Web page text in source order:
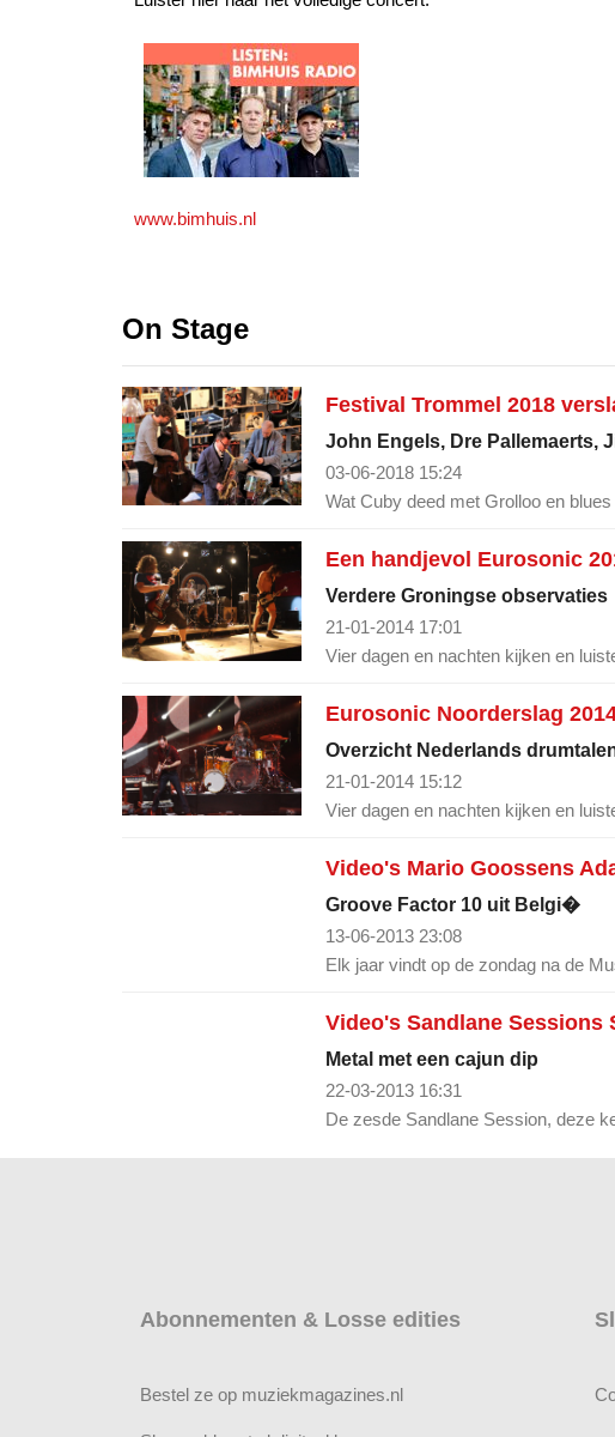
www.bimhuis.nl
On Stage
Festival Trommel 2018
John Engels, Dre Pallemaerts,
03-06-2018 15:24
Wat Cuby deed met Grolloo en
Een handjevol Eurosonic
Verdere Groningse observaties
21-01-2014 17:01
Vier dagen en nachten kijken en
Eurosonic Noorderslag
Overzicht Nederlands
21-01-2014 15:12
Vier dagen en nachten kijken en
Video's Mario Goossens
Groove Factor 10 uit Belgi�
13-06-2013 23:08
Elk jaar vindt op de zondag na de
Video's Sandlane Sessions
Metal met een cajun dip
22-03-2013 16:31
De zesde Sandlane Session, deze
Abonnementen & Losse edities
Bestel ze op muziekmagazines.nl